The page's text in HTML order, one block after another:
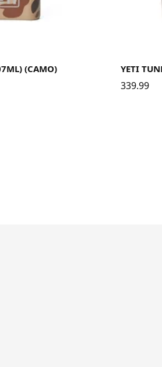
(CAMO) YETI
339.99